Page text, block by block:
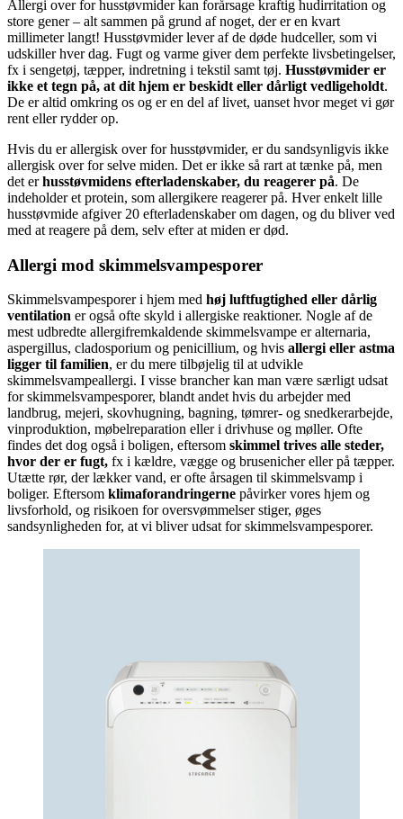
Allergi over for husstøvmider kan forårsage kraftig hudirritation og
store gener – alt sammen på grund af noget, der er en kvart
millimeter langt! Husstøvmider lever af de døde hudceller, som vi
udskiller hver dag. Fugt og varme giver dem perfekte livsbetingelser,
fx i sengetøj, tæpper, indretning i tekstil samt tøj. Husstøvmider er
ikke et tegn på, at dit hjem er beskidt eller dårligt vedligeholdt.
De er altid omkring os og er en del af livet, uanset hvor meget vi gør
rent eller rydder op.
Hvis du er allergisk over for husstøvmider, er du sandsynligvis ikke
allergisk over for selve miden. Det er ikke så rart at tænke på, men
det erhusstøvmidens efterladenskaber, du reagerer på. De
indeholder et protein, som allergikere reagerer på. Hver enkelt lille
husstøvmide afgiver 20 efterladenskaber om dagen, og du bliver ved
med at reagere på dem, selv efter at miden er død.
Allergi mod skimmelsvampesporer
Skimmelsvampesporer i hjem med høj luftfugtighed eller dårlig
ventilation er også ofte skyld i allergiske reaktioner. Nogle af de
mest udbredte allergifremkaldende skimmelsvampe er alternaria,
aspergillus, cladosporium og penicillium, og hvis allergi eller astma
ligger til familien, er du mere tilbøjelig til at udvikle
skimmelsvampeallergi. I visse brancher kan man være særligt udsat
for skimmelsvampesporer, blandt andet hvis du arbejder med
landbrug, mejeri, skovhugning, bagning, tømrer- og snedkerarbejde,
vinproduktion, møbelreparation eller i drivhuse og møller. Ofte
findes det dog også i boligen, eftersom skimmel trives alle steder,
hvor der er fugt, fx i kældre, vægge og brusenicher eller på tæpper.
Utætte rør, der lækker vand, er ofte årsagen til skimmelsvamp i
boliger. Eftersom klimaforandringerne påvirker vores hjem og
livsforhold, og risikoen for oversvømmelser stiger, øges
sandsynligheden for, at vi bliver udsat for skimmelsvampesporer.